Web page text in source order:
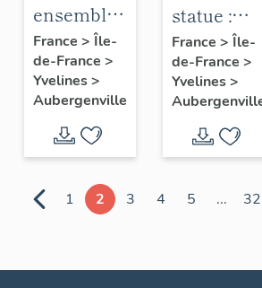
ensemble
de 10
verrières
France > Île-
de-France >
Yvelines>
Aubergenville
statue :
Sainte-
Thérèse
de
Jésus
France > Île-
de-France >
Yvelines>
1 2 3 4 5 ... 32